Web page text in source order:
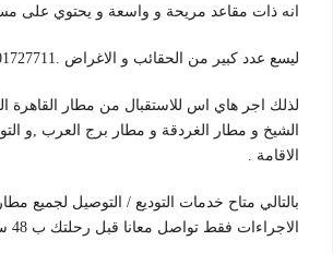
انه ذات مقاعد مريحة و واسعة و يحتوي على
ليسع عدد كبير من الحقائب و الاغراض .01101727711
لذلك اجر هاي اس للاستقبال من مطار القاهرة
الشيخ و مطار الغردقة و مطار برج العرب ,و
الاقامة .
بالتالي متاح خدمات التوديع / التوصيل لجميع
الاجراءات فقط تواصل معانا قبل رحلتك ب 48 ساعة .01101727711